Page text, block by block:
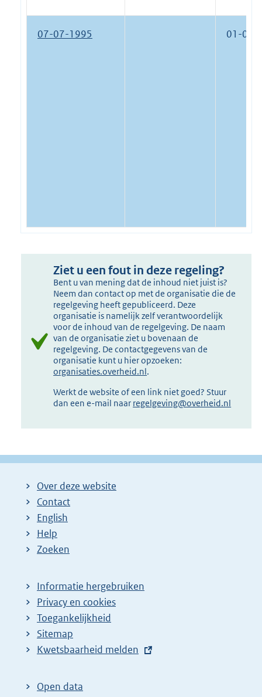
07-07-1995 01-01-
Ziet u een fout in deze regeling?
Bent u van mening dat de inhoud niet juist is?
Neem dan contact op met de organisatie die de
regelgeving heeft gepubliceerd. Deze
organisatie is namelijk zelf verantwoordelijk
voor de inhoud van de regelgeving. De naam
van de organisatie ziet u bovenaan de
regelgeving. De contactgegevens van de
organisatie kunt u hier opzoeken:
organisaties.overheid.nl.
Werkt de website of een link niet goed? Stuur
dan een e-mail naar regelgeving@overheid.nl
Over deze website
Contact
English
Help
Zoeken
Informatie hergebruiken
Privacy en cookies
Toegankelijkheid
Sitemap
E
t
Kwetsbaarheid melden
Open data